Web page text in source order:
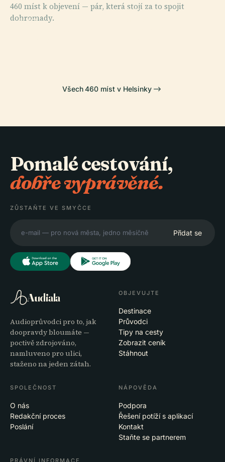
460 míst k objevení — pár, která stojí za to spojit
dohromady.
PLACE
PLACE
PLACE
Všech 460 míst v Helsinky
Pomalé cestování,
dobře vyprávěné.
ZŮSTAŇTE VE SMYČCE
Přidat se
Audiala
Audioprůvodci pro to, jak
doopravdy bloumáte —
poctivě zdrojováno,
namluveno pro ulici,
staženo na jeden zátah.
OBJEVUJTE
Destinace
Průvodci
Tipy na cesty
Zobrazit ceník
Stáhnout
SPOLEČNOST
O nás
Redakční proces
Poslání
NÁPOVĚDA
Podpora
Řešení potíží s aplikací
Kontakt
Staňte se partnerem